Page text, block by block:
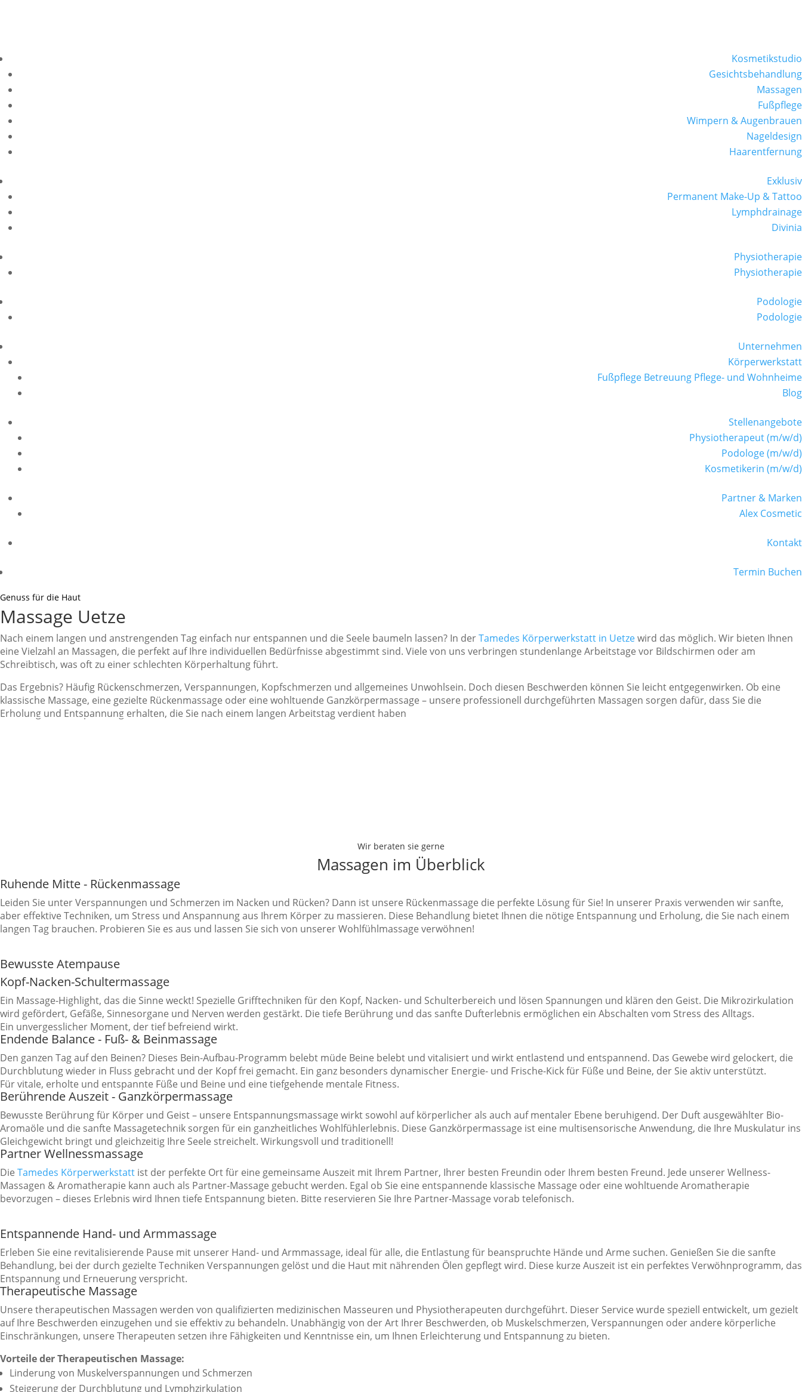
Kosmetikstudio
Gesichtsbehandlung
Massagen
Fußpflege
Wimpern & Augenbrauen
Nageldesign
Haarentfernung
Exklusiv
Permanent Make-Up & Tattoo
Lymphdrainage
Divinia
Physiotherapie
Physiotherapie
Podologie
Podologie
Unternehmen
Körperwerkstatt
Fußpflege Betreuung Pflege- und Wohnheime
Blog
Stellenangebote
Physiotherapeut (m/w/d)
Podologe (m/w/d)
Kosmetikerin (m/w/d)
Partner & Marken
Alex Cosmetic
Kontakt
Termin Buchen
Genuss für die Haut
Massage Uetze
Nach einem langen und anstrengenden Tag einfach nur entspannen und die Seele baumeln lassen? In derTamedes Körperwerkstatt in Uetzewird das möglich. Wir bieten Ihnen
eine Vielzahl an Massagen, die perfekt auf Ihre individuellen Bedürfnisse abgestimmt sind. Viele von uns verbringen stundenlange Arbeitstage vor Bildschirmen oder am
Schreibtisch, was oft zu einer schlechten Körperhaltung führt.
Das Ergebnis? Häufig Rückenschmerzen, Verspannungen, Kopfschmerzen und allgemeines Unwohlsein. Doch diesen Beschwerden können Sie leicht entgegenwirken. Ob eine
klassische Massage, eine gezielte Rückenmassage oder eine wohltuende Ganzkörpermassage – unsere professionell durchgeführten Massagen sorgen dafür, dass Sie die
Erholung und Entspannung erhalten, die Sie nach einem langen Arbeitstag verdient haben
Wir beraten sie gerne
Massagen im Überblick
Ruhende Mitte - Rückenmassage
Leiden Sie unter Verspannungen und Schmerzen im Nacken und Rücken? Dann ist unsere Rückenmassage die perfekte Lösung für Sie! In unserer Praxis verwenden wir sanfte,
aber effektive Techniken, um Stress und Anspannung aus Ihrem Körper zu massieren. Diese Behandlung bietet Ihnen die nötige Entspannung und Erholung, die Sie nach einem
langen Tag brauchen. Probieren Sie es aus und lassen Sie sich von unserer Wohlfühlmassage verwöhnen!
Bewusste Atempause
Kopf-Nacken-Schultermassage
Ein Massage-Highlight, das die Sinne weckt! Spezielle Grifftechniken für den Kopf, Nacken- und Schulterbereich und lösen Spannungen und klären den Geist. Die Mikrozirkulation
wird gefördert, Gefäße, Sinnesorgane und Nerven werden gestärkt. Die tiefe Berührung und das sanfte Dufterlebnis ermöglichen ein Abschalten vom Stress des Alltags.
Ein unvergesslicher Moment, der tief befreiend wirkt.
Endende Balance - Fuß- & Beinmassage
Den ganzen Tag auf den Beinen? Dieses Bein-Aufbau-Programm belebt müde Beine belebt und vitalisiert und wirkt entlastend und entspannend. Das Gewebe wird gelockert, die
Durchblutung wieder in Fluss gebracht und der Kopf frei gemacht. Ein ganz besonders dynamischer Energie- und Frische-Kick für Füße und Beine, der Sie aktiv unterstützt.
Für vitale, erholte und entspannte Füße und Beine und eine tiefgehende mentale Fitness.
Berührende Auszeit - Ganzkörpermassage
Bewusste Berührung für Körper und Geist – unsere Entspannungsmassage wirkt sowohl auf körperlicher als auch auf mentaler Ebene beruhigend. Der Duft ausgewählter Bio-
Aromaöle und die sanfte Massagetechnik sorgen für ein ganzheitliches Wohlfühlerlebnis. Diese Ganzkörpermassage ist eine multisensorische Anwendung, die Ihre Muskulatur ins
Gleichgewicht bringt und gleichzeitig Ihre Seele streichelt. Wirkungsvoll und traditionell!
Partner Wellnessmassage
Die Tamedes Körperwerkstatt ist der perfekte Ort für eine gemeinsame Auszeit mit Ihrem Partner, Ihrer besten Freundin oder Ihrem besten Freund. Jede unserer Wellness-
Massagen & Aromatherapie kann auch als Partner-Massage gebucht werden. Egal ob Sie eine entspannende klassische Massage oder eine wohltuende Aromatherapie
bevorzugen – dieses Erlebnis wird Ihnen tiefe Entspannung bieten. Bitte reservieren Sie Ihre Partner-Massage vorab telefonisch.
Entspannende Hand- und Armmassage
Erleben Sie eine revitalisierende Pause mit unserer Hand- und Armmassage, ideal für alle, die Entlastung für beanspruchte Hände und Arme suchen. Genießen Sie die sanfte
Behandlung, bei der durch gezielte Techniken Verspannungen gelöst und die Haut mit nährenden Ölen gepflegt wird. Diese kurze Auszeit ist ein perfektes Verwöhnprogramm, das
Entspannung und Erneuerung verspricht.
Therapeutische Massage
Unsere therapeutischen Massagen werden von qualifizierten medizinischen Masseuren und Physiotherapeuten durchgeführt. Dieser Service wurde speziell entwickelt, um gezielt
auf Ihre Beschwerden einzugehen und sie effektiv zu behandeln. Unabhängig von der Art Ihrer Beschwerden, ob Muskelschmerzen, Verspannungen oder andere körperliche
Einschränkungen, unsere Therapeuten setzen ihre Fähigkeiten und Kenntnisse ein, um Ihnen Erleichterung und Entspannung zu bieten.
Vorteile der Therapeutischen Massage:
Linderung von Muskelverspannungen und Schmerzen
Steigerung der Durchblutung und Lymphzirkulation